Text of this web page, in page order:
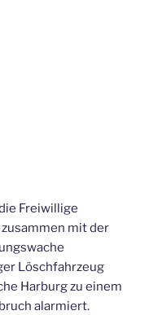
Freiwillige
mit der
Löschfahrzeug
Harburg zu einem
alarmiert.